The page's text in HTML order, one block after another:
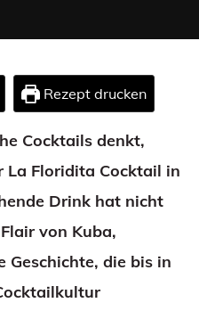
Rezept drucken
Cocktails denkt,
La Floridita Cocktail in
Drink hat nicht
von Kuba,
Geschichte, die bis in